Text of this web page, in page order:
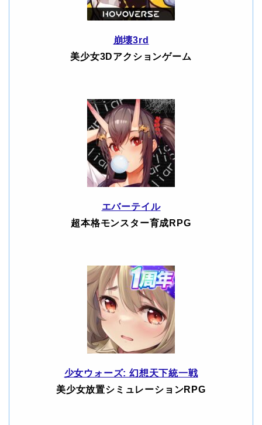
崩壊3rd
美少女3Dアクションゲーム
エバーテイル
超本格モンスター育成RPG
少女ウォーズ: 幻想天下統一戦
美少女放置シミュレーションRPG